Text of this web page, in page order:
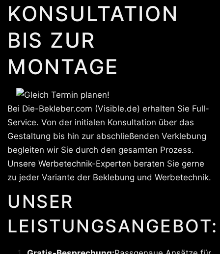
KONSULTATION
BIS ZUR
MONTAGE
Bei Die-Bekleber.com (Visible.de) erhalten Sie Full-
Service. Von der initialen Konsultation über das
Gestaltung bis hin zur abschließenden Verklebung
begleiten wir Sie durch den gesamten Prozess.
Unsere Werbetechnik-Experten beraten Sie gerne
zu jeder Variante der Beklebung und Werbetechnik.
UNSER
LEISTUNGSANGEBOT: